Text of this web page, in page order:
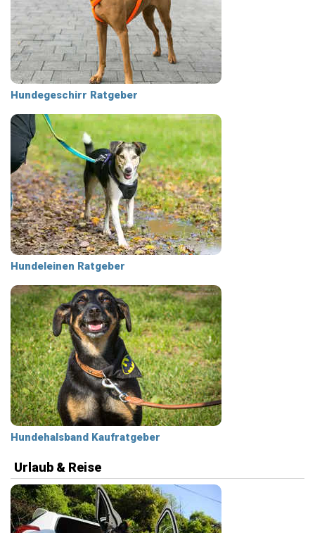
Hundegeschirr Ratgeber
Hundeleinen Ratgeber
Hundehalsband Kaufratgeber
Urlaub & Reise